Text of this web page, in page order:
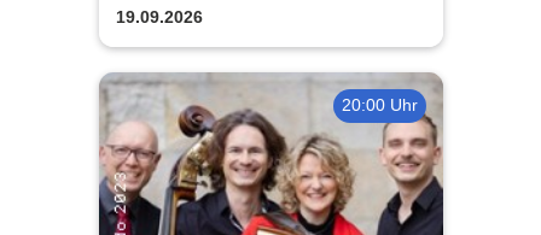
19.09.2026
20:00 Uhr